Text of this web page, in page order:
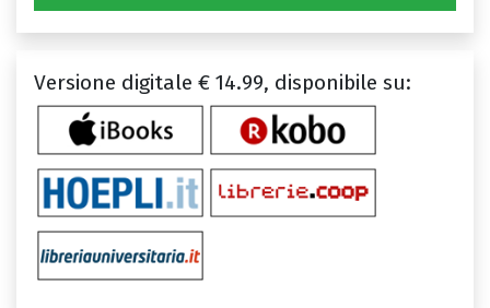
Versione digitale € 14.99, disponibile su: